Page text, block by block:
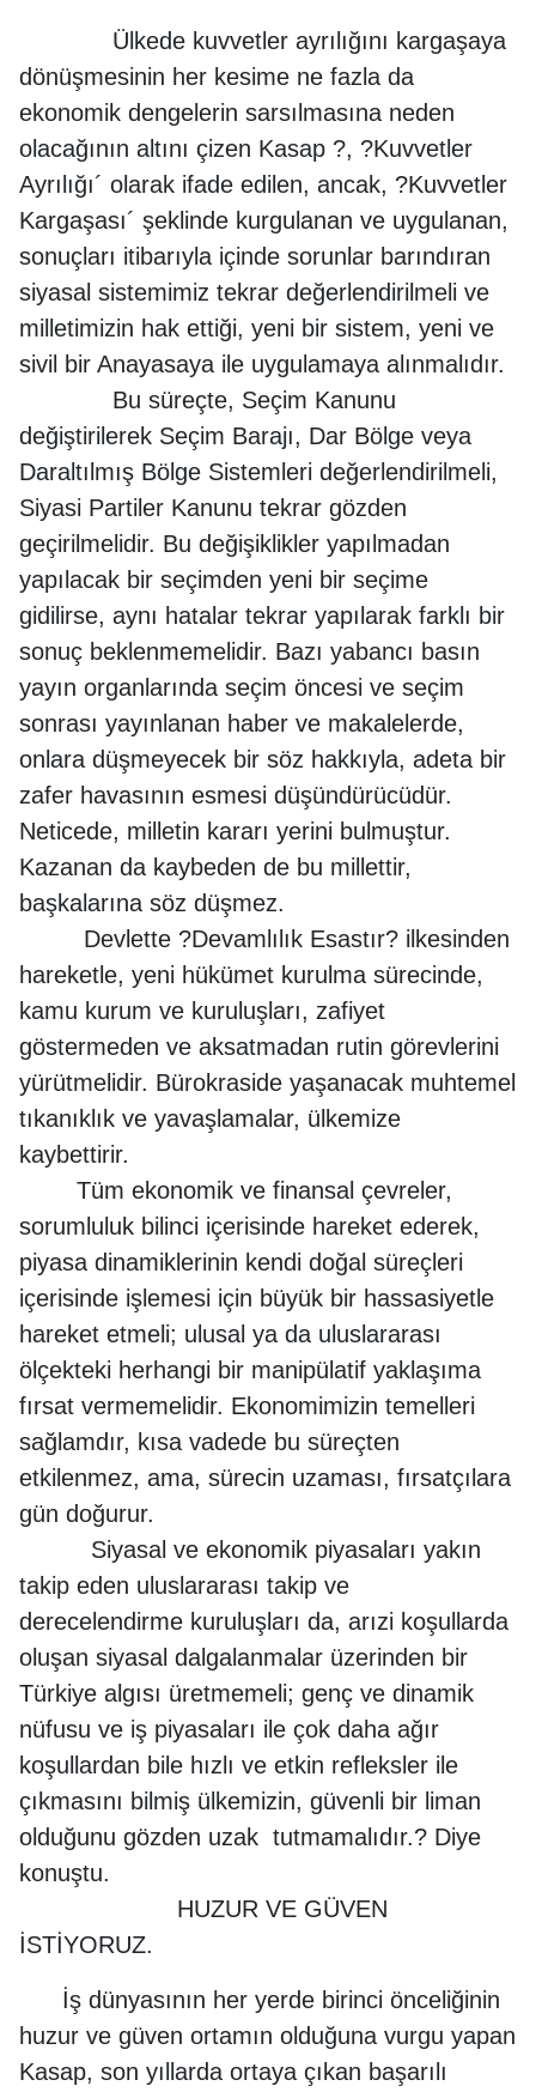
Ülkede kuvvetler ayrılığını kargaşaya
dönüşmesinin her kesime ne fazla da
ekonomik dengelerin sarsılmasına neden
olacağının altını çizen Kasap ?, ?Kuvvetler
Ayrılığı´ olarak ifade edilen, ancak, ?Kuvvetler
Kargaşası´ şeklinde kurgulanan ve uygulanan,
sonuçları itibarıyla içinde sorunlar barındıran
siyasal sistemimiz tekrar değerlendirilmeli ve
milletimizin hak ettiği, yeni bir sistem, yeni ve
sivil bir Anayasaya ile uygulamaya alınmalıdır.
Bu süreçte, Seçim Kanunu
değiştirilerek Seçim Barajı, Dar Bölge veya
Daraltılmış Bölge Sistemleri değerlendirilmeli,
Siyasi Partiler Kanunu tekrar gözden
geçirilmelidir. Bu değişiklikler yapılmadan
yapılacak bir seçimden yeni bir seçime
gidilirse, aynı hatalar tekrar yapılarak farklı bir
sonuç beklenmemelidir. Bazı yabancı basın
yayın organlarında seçim öncesi ve seçim
sonrası yayınlanan haber ve makalelerde,
onlara düşmeyecek bir söz hakkıyla, adeta bir
zafer havasının esmesi düşündürücüdür.
Neticede, milletin kararı yerini bulmuştur.
Kazanan da kaybeden de bu millettir,
başkalarına söz düşmez.
Devlette ?Devamlılık Esastır? ilkesinden
hareketle, yeni hükümet kurulma sürecinde,
kamu kurum ve kuruluşları, zafiyet
göstermeden ve aksatmadan rutin görevlerini
yürütmelidir. Bürokraside yaşanacak muhtemel
tıkanıklık ve yavaşlamalar, ülkemize
kaybettirir.
Tüm ekonomik ve finansal çevreler,
sorumluluk bilinci içerisinde hareket ederek,
piyasa dinamiklerinin kendi doğal süreçleri
içerisinde işlemesi için büyük bir hassasiyetle
hareket etmeli; ulusal ya da uluslararası
ölçekteki herhangi bir manipülatif yaklaşıma
fırsat vermemelidir. Ekonomimizin temelleri
sağlamdır, kısa vadede bu süreçten
etkilenmez, ama, sürecin uzaması, fırsatçılara
gün doğurur.
Siyasal ve ekonomik piyasaları yakın
takip eden uluslararası takip ve
derecelendirme kuruluşları da, arızi koşullarda
oluşan siyasal dalgalanmalar üzerinden bir
Türkiye algısı üretmemeli; genç ve dinamik
nüfusu ve iş piyasaları ile çok daha ağır
koşullardan bile hızlı ve etkin refleksler ile
çıkmasını bilmiş ülkemizin, güvenli bir liman
olduğunu gözden uzak tutmamalıdır.? Diye
konuştu.
HUZUR VE GÜVEN
İSTİYORUZ.
İş dünyasının her yerde birinci önceliğinin
huzur ve güven ortamın olduğuna vurgu yapan
Kasap, son yıllarda ortaya çıkan başarılı